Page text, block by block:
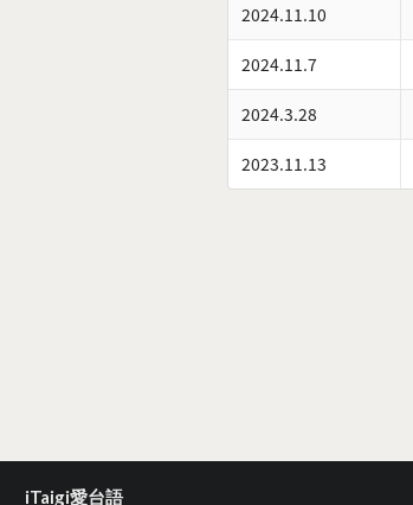
2024.11.10
2024.11.7
2024.3.28
2023.11.13
iTaigi愛台語